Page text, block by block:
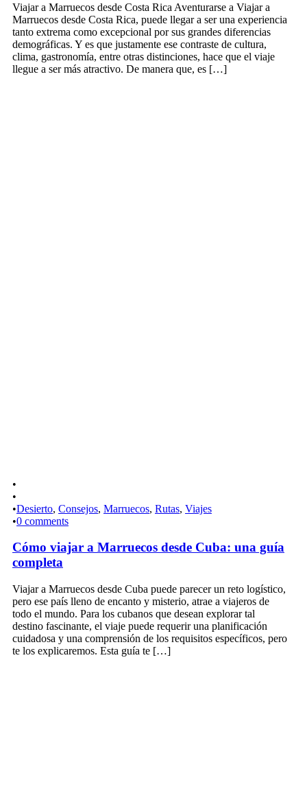
Viajar a Marruecos desde Costa Rica Aventurarse a Viajar a
Marruecos desde Costa Rica, puede llegar a ser una experiencia
tanto extrema como excepcional por sus grandes diferencias
demográficas. Y es que justamente ese contraste de cultura,
clima, gastronomía, entre otras distinciones, hace que el viaje
llegue a ser más atractivo. De manera que, es […]
•
•
•Desierto, Consejos, Marruecos, Rutas, Viajes
•0 comments
Cómo viajar a Marruecos desde Cuba: una guía
completa
Viajar a Marruecos desde Cuba puede parecer un reto logístico,
pero ese país lleno de encanto y misterio, atrae a viajeros de
todo el mundo. Para los cubanos que desean explorar tal
destino fascinante, el viaje puede requerir una planificación
cuidadosa y una comprensión de los requisitos específicos, pero
te los explicaremos. Esta guía te […]